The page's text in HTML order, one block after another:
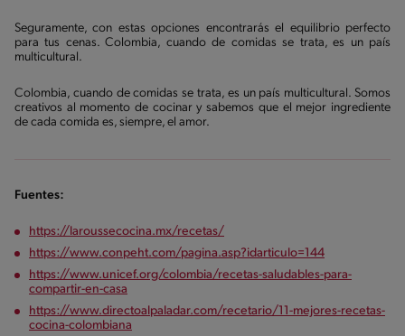
Seguramente, con estas opciones encontrarás el equilibrio perfecto
para tus cenas. Colombia, cuando de comidas se trata, es un país
multicultural.
Colombia, cuando de comidas se trata, es un país multicultural. Somos
creativos al momento de cocinar y sabemos que el mejor ingrediente
de cada comida es, siempre, el amor.
Fuentes:
https://laroussecocina.mx/recetas/
https://www.conpeht.com/pagina.asp?idarticulo=144
https://www.unicef.org/colombia/recetas-saludables-para-
compartir-en-casa
https://www.directoalpaladar.com/recetario/11-mejores-recetas-
cocina-colombiana